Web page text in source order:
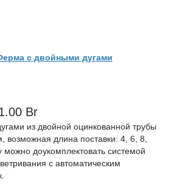
с двойными дугами
Br
из двойной оцинкованной трубы
длина поставки: 4, 6, 8,
доукомплектовать системой
с автоматическим